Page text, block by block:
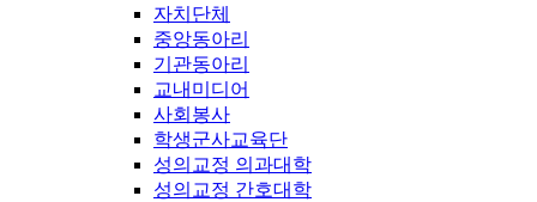
자치단체
중앙동아리
기관동아리
교내미디어
사회봉사
학생군사교육단
성의교정 의과대학
성의교정 간호대학